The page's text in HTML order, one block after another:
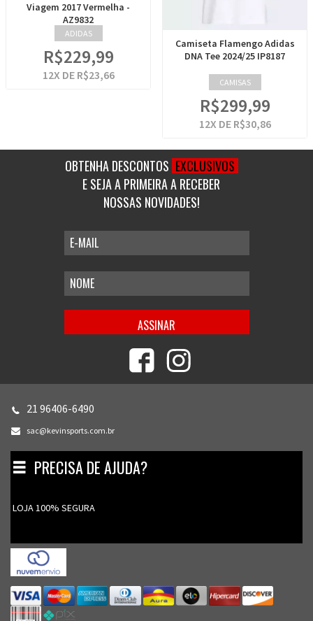
Viagem 2017 Vermelha -
AZ9832
ADIDAS
R$229,99
12X DE R$23,66
Camiseta Flamengo Adidas
DNA Tee 2024/25 IP8187
CAMISAS
R$299,99
12X DE R$30,86
OBTENHA DESCONTOS EXCLUSIVOS
E SEJA A PRIMEIRA A RECEBER
NOSSAS NOVIDADES!
21 96406-6490
sac@kevinsports.com.br
TogglePRECISA DE AJUDA?
LOJA 100% SEGURA